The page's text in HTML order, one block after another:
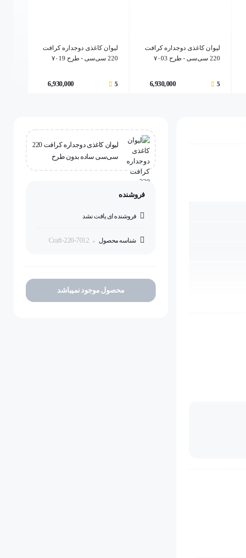
لیوان کاغذی دوجداره کرافت
220 سی‌سی - طرح ۷۰03
5
6,930,000
لیوان کاغذی دوجداره کرافت
220 سی‌سی - طرح ۷۰19
5
6,930,000
لیوان کاغذی دوجداره کرافت 220
سی‌سی ساده بدون طرح
فروشنده
فروشنده ای یافت نشد
شناسه محصول Craft-220-7012
محصول موجود نمیباشد